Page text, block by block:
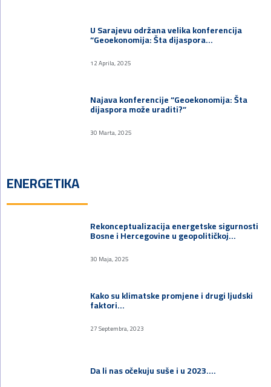
U Sarajevu održana velika konferencija
“Geoekonomija: Šta dijaspora…
12 Aprila, 2025
Najava konferencije “Geoekonomija: Šta
dijaspora može uraditi?”
30 Marta, 2025
ENERGETIKA
Rekonceptualizacija energetske sigurnosti
Bosne i Hercegovine u geopolitičkoj…
30 Maja, 2025
Kako su klimatske promjene i drugi ljudski
faktori…
27 Septembra, 2023
Da li nas očekuju suše i u 2023.…